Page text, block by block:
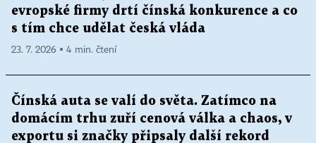
evropské firmy drtí čínská konkurence a co
s tím chce udělat česká vláda
23. 7. 2026 ▪ 4 min. čtení
Čínská auta se valí do světa. Zatímco na
domácím trhu zuří cenová válka a chaos, v
exportu si značky připsaly další rekord